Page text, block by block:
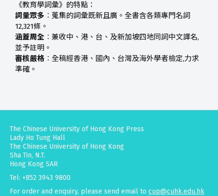
《教育學詞彙》的特點：
詞量眾多 ︰蒐集的詞彙既新且廣。全書含各類專門名詞
12,321條。
涵蓋周全 ︰兼收中、港、台、及新加坡四地同詞中文譯名,
並予註明。
審核嚴格 ︰全稿經香港、國內、台灣及海外學者檢定,力求
準確。
The Chinese University of Hong Kong Press
Lady Ho Tung Hall
The Chinese University of Hong Kong
Sha Tin, N.T.
Hong Kong SAR
Tel: +852 3943 9800
For order and enquiry, please send email to cup@cuhk.edu.hk